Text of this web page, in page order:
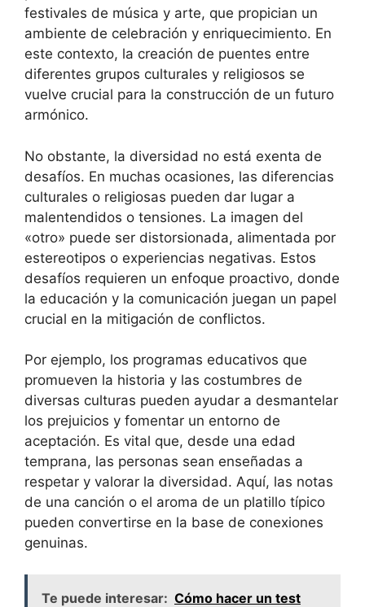
festivales de música y arte, que propician un
ambiente de celebración y enriquecimiento. En
este contexto, la creación de puentes entre
diferentes grupos culturales y religiosos se
vuelve crucial para la construcción de un futuro
armónico.
No obstante, la diversidad no está exenta de
desafíos. En muchas ocasiones, las diferencias
culturales o religiosas pueden dar lugar a
malentendidos o tensiones. La imagen del
«otro» puede ser distorsionada, alimentada por
estereotipos o experiencias negativas. Estos
desafíos requieren un enfoque proactivo, donde
la educación y la comunicación juegan un papel
crucial en la mitigación de conflictos.
Por ejemplo, los programas educativos que
promueven la historia y las costumbres de
diversas culturas pueden ayudar a desmantelar
los prejuicios y fomentar un entorno de
aceptación. Es vital que, desde una edad
temprana, las personas sean enseñadas a
respetar y valorar la diversidad. Aquí, las notas
de una canción o el aroma de un platillo típico
pueden convertirse en la base de conexiones
genuinas.
Te puede interesar: Cómo hacer un test